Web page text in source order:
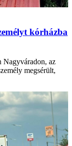
kórházba
Nagyváradon, az
megsérült,